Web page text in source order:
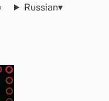
Russian▾